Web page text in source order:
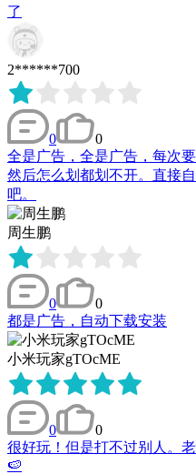
了
2******700
0
0
全是广告，全是广告，每次
然后怎么划都划不开。直接
吧。
周生鹏
0
0
都是广告，自动下载安装
小米玩家gTOcME
0
0
很好玩！但是打不过别人。老
🍉